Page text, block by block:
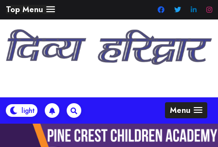
Skip
to
content
Top Menu
Menu